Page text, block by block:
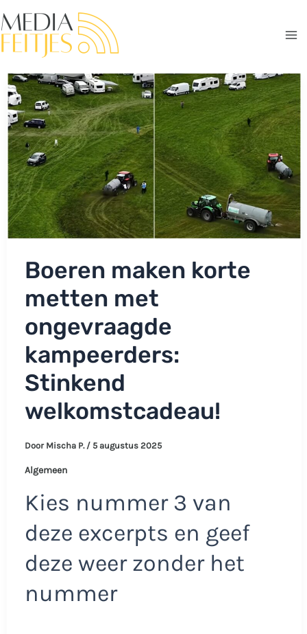
naar
de
Boeren maken korte
metten met
ongevraagde
kampeerders:
Stinkend
welkomstcadeau!
Door Mischa P. / 5 augustus 2025
Algemeen
Kies nummer 3 van
deze excerpts en geef
deze weer zonder het
nummer